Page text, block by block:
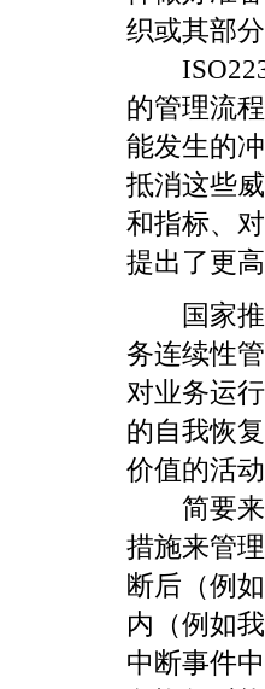
织或其部
的管理流
能发生的
抵消这些
和指标、
提出了更高
国家推荐
务连续性
对业务运
的自我恢
价值的活动
简要来
措施来管
断后（例
内（例如
中断事件